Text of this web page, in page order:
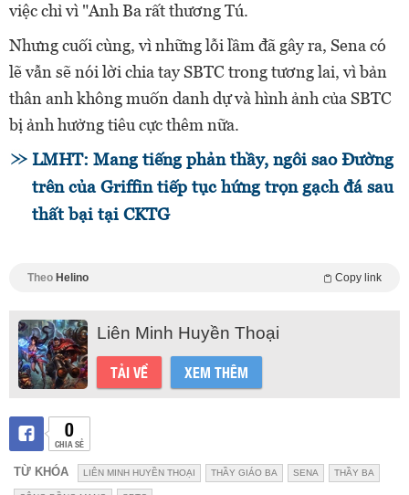
việc chỉ vì "Anh Ba rất thương Tú.
Nhưng cuối cùng, vì những lỗi lầm đã gây ra, Sena có
lẽ vẫn sẽ nói lời chia tay SBTC trong tương lai, vì bản
thân anh không muốn danh dự và hình ảnh của SBTC
bị ảnh hưởng tiêu cực thêm nữa.
LMHT: Mang tiếng phản thầy, ngôi sao Đường
trên của Griffin tiếp tục hứng trọn gạch đá sau
thất bại tại CKTG
Theo Helino Copy link
Liên Minh Huyền Thoại
TẢI VỀ XEM THÊM
0
CHIA SẺ
TỪ KHÓA LIÊN MINH HUYỀN THOẠI THẦY GIÁO BA SENA THẦY BA